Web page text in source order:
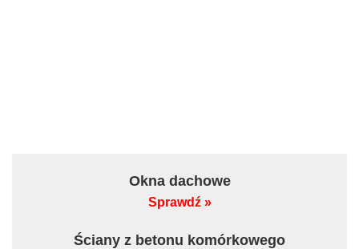
Okna dachowe
Sprawdź »
Ściany z betonu komórkowego